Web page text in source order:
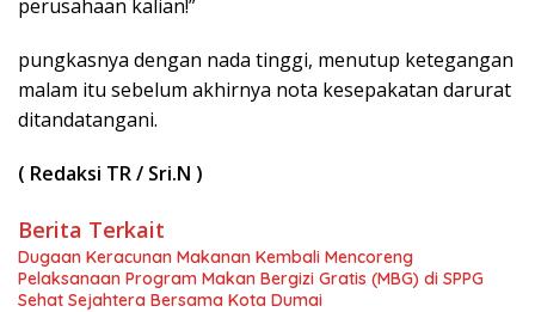
perusahaan kalian!”
pungkasnya dengan nada tinggi, menutup ketegangan
malam itu sebelum akhirnya nota kesepakatan darurat
ditandatangani.
( Redaksi TR / Sri.N )
Berita Terkait
Dugaan Keracunan Makanan Kembali Mencoreng
Pelaksanaan Program Makan Bergizi Gratis (MBG) di SPPG
Sehat Sejahtera Bersama Kota Dumai